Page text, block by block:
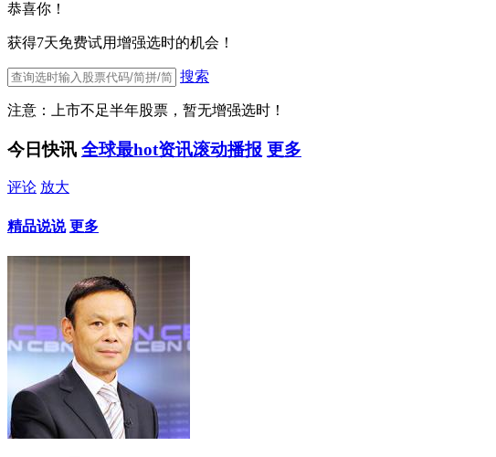
恭喜你！
获得7天免费试用增强选时的机会！
搜索
注意：上市不足半年股票，暂无增强选时！
今日快讯 全球最hot资讯滚动播报 更多
评论 放大
精品说说 更多